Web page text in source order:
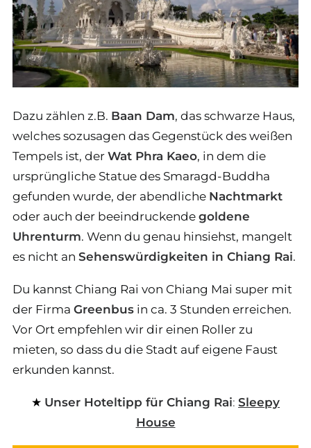
Dazu zählen z.B. Baan Dam, das schwarze Haus,
welches sozusagen das Gegenstück des weißen
Tempels ist, der Wat Phra Kaeo, in dem die
ursprüngliche Statue des Smaragd-Buddha
gefunden wurde, der abendliche Nachtmarkt
oder auch der beeindruckende goldene
Uhrenturm. Wenn du genau hinsiehst, mangelt
es nicht an Sehenswürdigkeiten in Chiang Rai.
Du kannst Chiang Rai von Chiang Mai super mit
der Firma Greenbus in ca. 3 Stunden erreichen.
Vor Ort empfehlen wir dir einen Roller zu
mieten, so dass du die Stadt auf eigene Faust
erkunden kannst.
Unser Hoteltipp für Chiang Rai: Sleepy
House